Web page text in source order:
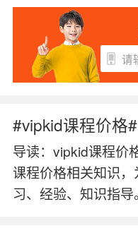
#vipkid课程价格#
导读： vipkid课程价
课程价格相关知识
习、经验、知识指导。